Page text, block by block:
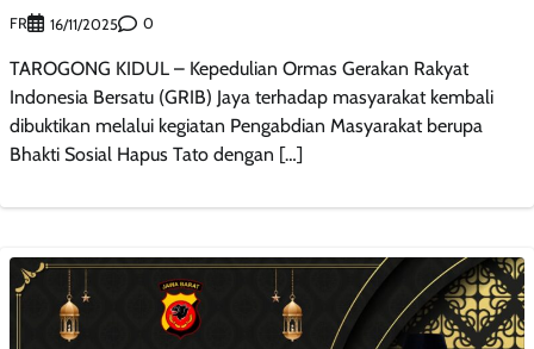
FR 16/11/2025 0
TAROGONG KIDUL – Kepedulian Ormas Gerakan Rakyat
Indonesia Bersatu (GRIB) Jaya terhadap masyarakat kembali
dibuktikan melalui kegiatan Pengabdian Masyarakat berupa
Bhakti Sosial Hapus Tato dengan […]